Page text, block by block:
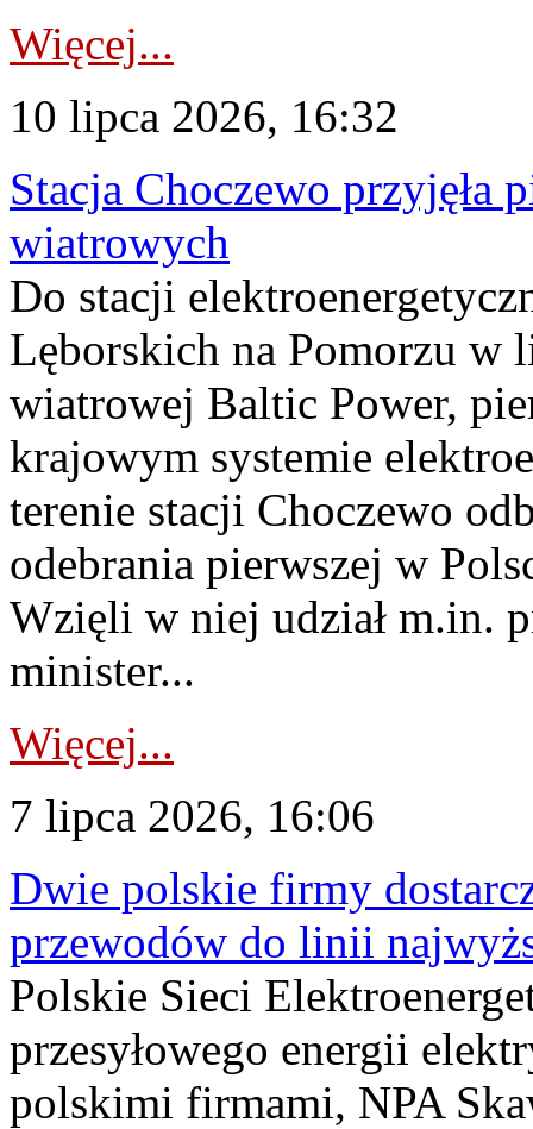
Więcej...
10 lipca 2026, 16:32
Stacja Choczewo przyjęła
wiatrowych
Do stacji
Lęborskich na Pomorzu w
wiatrowej Baltic Power,
krajowym systemie
terenie stacji Choczewo
odebrania pierwszej w
Wzięli w niej udział m.in.
minister...
Więcej...
7 lipca 2026, 16:06
Dwie polskie firmy
przewodów do linii
Polskie Sieci
przesyłowego energii
polskimi firmami, NPA